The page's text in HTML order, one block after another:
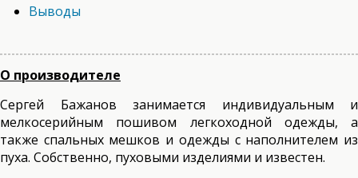
Выводы
О производителе
Сергей Бажанов занимается индивидуальным и
мелкосерийным пошивом легкоходной одежды, а
также спальных мешков и одежды с наполнителем из
пуха. Собственно, пуховыми изделиями и известен.